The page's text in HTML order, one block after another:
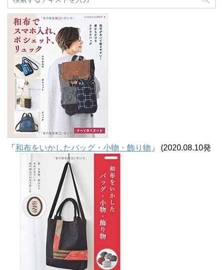
イ
ブ
「 和布をいかしたバッグ・小物・飾り物 」 (2020.08.10発